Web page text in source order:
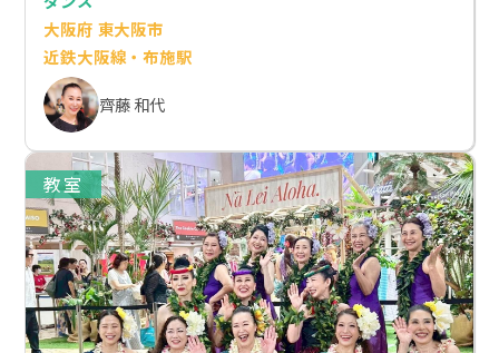
大阪府 東大阪市
近鉄大阪線・布施駅
齊藤 和代
教室